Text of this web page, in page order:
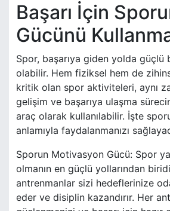
Başarı İçin
Gücünü
Spor, başarıya giden yolda güçlü
olabilir. Hem fiziksel hem de
kritik olan spor aktiviteleri, aynı
gelişim ve başarıya ulaşma
araç olarak kullanılabilir. İşte
anlamıyla faydalanmanızı
Sporun Motivasyon Gücü: Spor
olmanın en güçlü yollarından
antrenmanlar sizi hedeflerinize
eder ve disiplin kazandırır. Her